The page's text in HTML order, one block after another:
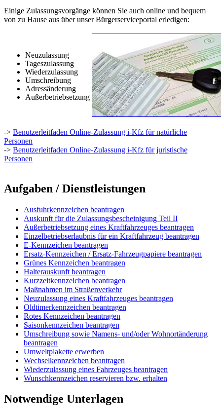
Einige Zulassungsvorgänge können Sie auch online und bequem
von zu Hause aus über unser Bürgerserviceportal erledigen:
Neuzulassung
Tageszulassung
Wiederzulassung
Umschreibung
Adressänderung
Außerbetriebsetzung
-> Benutzerleitfaden Online-Zulassung i-Kfz für natürliche
Personen
-> Benutzerleitfaden Online-Zulassung i-Kfz für juristische
Personen
Aufgaben / Dienstleistungen
Ausfuhrkennzeichen beantragen
Auskunft für die Zulassungsbescheinigung Teil II
Außerbetriebsetzung eines Kraftfahrzeuges beantragen
Einzelbetriebserlaubnis für ein Kraftfahrzeug beantragen
E-Kennzeichen beantragen
Ersatz-Kennzeichen / Ersatz-Fahrzeugpapiere beantragen
Grünes Kennzeichen beantragen
Halterauskunft beantragen
Kurzzeitkennzeichen beantragen
Maßnahmen im Straßenverkehr
Neuzulassung eines Kraftfahrzeuges beantragen
Oldtimerkennzeichen beantragen
Rotes Kennzeichen beantragen
Saisonkennzeichen beantragen
Umschreibung sowie Namens- und/oder Wohnortänderung
beantragen
Umweltplakette erwerben
Wechselkennzeichen beantragen
Wiederzulassung eines Fahrzeuges beantragen
Wunschkennzeichen reservieren bzw. erhalten
Notwendige Unterlagen